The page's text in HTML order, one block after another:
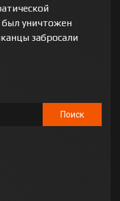
был уничтожен
забросали